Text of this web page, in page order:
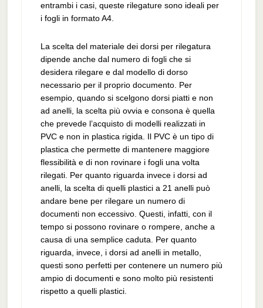
entrambi i casi, queste rilegature sono ideali per
i fogli in formato A4.
La scelta del materiale dei dorsi per rilegatura
dipende anche dal numero di fogli che si
desidera rilegare e dal modello di dorso
necessario per il proprio documento. Per
esempio, quando si scelgono dorsi piatti e non
ad anelli, la scelta più ovvia e consona è quella
che prevede l’acquisto di modelli realizzati in
PVC e non in plastica rigida. Il PVC è un tipo di
plastica che permette di mantenere maggiore
flessibilità e di non rovinare i fogli una volta
rilegati. Per quanto riguarda invece i dorsi ad
anelli, la scelta di quelli plastici a 21 anelli può
andare bene per rilegare un numero di
documenti non eccessivo. Questi, infatti, con il
tempo si possono rovinare o rompere, anche a
causa di una semplice caduta. Per quanto
riguarda, invece, i dorsi ad anelli in metallo,
questi sono perfetti per contenere un numero più
ampio di documenti e sono molto più resistenti
rispetto a quelli plastici.